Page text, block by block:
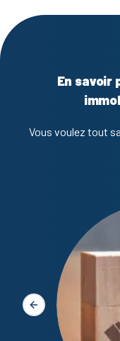
En savoir
Vous voulez tout
Slide précédente